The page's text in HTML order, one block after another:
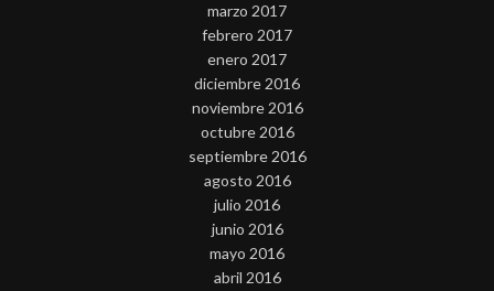
marzo 2017
febrero 2017
enero 2017
diciembre 2016
noviembre 2016
octubre 2016
septiembre 2016
agosto 2016
julio 2016
junio 2016
mayo 2016
abril 2016